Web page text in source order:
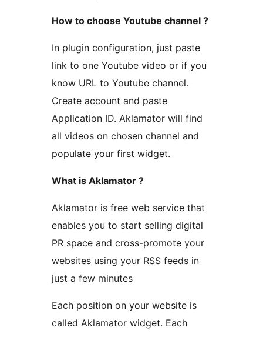
How to choose Youtube channel ?
In plugin configuration, just paste
link to one Youtube video or if you
know URL to Youtube channel.
Create account and paste
Application ID. Aklamator will find
all videos on chosen channel and
populate your first widget.
What is Aklamator ?
Aklamator is free web service that
enables you to start selling digital
PR space and cross-promote your
websites using your RSS feeds in
just a few minutes
Each position on your website is
called Aklamator widget. Each